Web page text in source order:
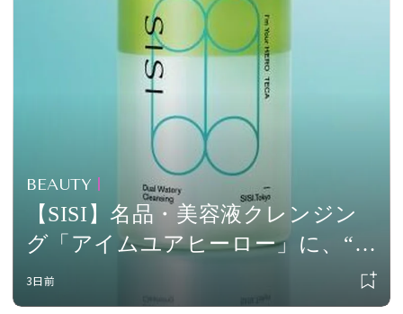
ログイン・新規会員登録
BEAUTY
【SISI】名品・美容液クレンジン
グ「アイムユアヒーロー」に、“ゆ
らぎ”に寄り添う新作が仲間入り！
3日前